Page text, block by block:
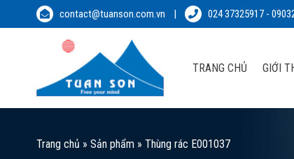
to
contact@tuanson.com.vn | 024 37325917 -
TRANG CHỦ GIỚI
Trang chủ » Sản phẩm » Thùng rác E001037